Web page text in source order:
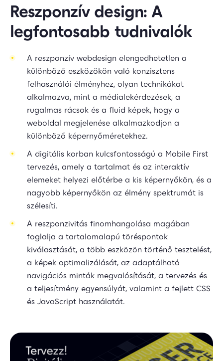
Reszponzív design: A
legfontosabb tudnivalók
A reszponzív webdesign elengedhetetlen a
különböző eszközökön való konzisztens
felhasználói élményhez, olyan technikákat
alkalmazva, mint a médialekérdezések, a
rugalmas rácsok és a fluid képek, hogy a
weboldal megjelenése alkalmazkodjon a
különböző képernyőméretekhez.
A digitális korban kulcsfontosságú a Mobile First
tervezés, amely a tartalmat és az interaktív
elemeket helyezi előtérbe a kis képernyőkön, és a
nagyobb képernyőkön az élmény spektrumát is
szélesíti.
A reszponzivitás finomhangolása magában
foglalja a tartalomalapú töréspontok
kiválasztását, a több eszközön történő tesztelést,
a képek optimalizálását, az adaptálható
navigációs minták megvalósítását, a tervezés és
a teljesítmény egyensúlyát, valamint a fejlett CSS
és JavaScript használatát.